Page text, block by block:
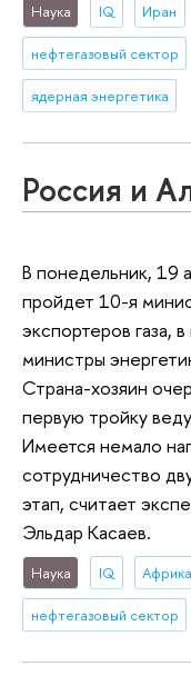
Наука IQ Иран
нефтегазовый сектор
ядерная энергетика
Россия и
В понедельник, 19
пройдет 10-я
экспортеров газа,
министры
Страна-хозяин
первую тройку
Имеется немало
сотрудничество
этап, считает
Эльдар Касаев.
Наука IQ Африка
нефтегазовый сектор